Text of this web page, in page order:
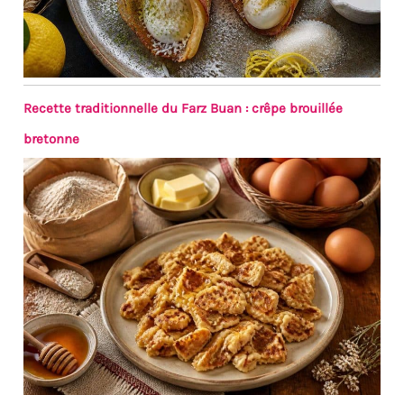
Recette traditionnelle du Farz Buan : crêpe brouillée
bretonne